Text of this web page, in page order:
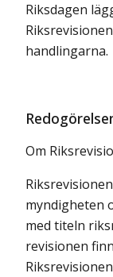
Riksdagen
handlingarna.
Om
myndigheten
med titeln
revisionen